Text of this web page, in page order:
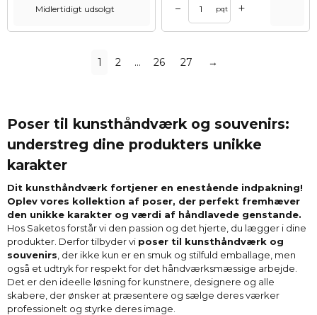
Midlertidigt udsolgt – pqt +
1 2 … 26 27 →
Poser til kunsthåndværk og souvenirs:
understreg dine produkters unikke
karakter
Dit kunsthåndværk fortjener en enestående indpakning!
Oplev vores kollektion af poser, der perfekt fremhæver
den unikke karakter og værdi af håndlavede genstande.
Hos Saketos forstår vi den passion og det hjerte, du lægger i dine
produkter. Derfor tilbyder vi poser til kunsthåndværk og
souvenirs , der ikke kun er en smuk og stilfuld emballage, men
også et udtryk for respekt for det håndværksmæssige arbejde.
Det er den ideelle løsning for kunstnere, designere og alle
skabere, der ønsker at præsentere og sælge deres værker
professionelt og styrke deres image.